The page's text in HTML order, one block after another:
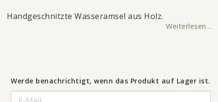
Add to list of favorites
Handgeschnitzte Wasseramsel aus Holz.
Weiterlesen...
Werde benachrichtigt, wenn das Produkt auf Lager ist.